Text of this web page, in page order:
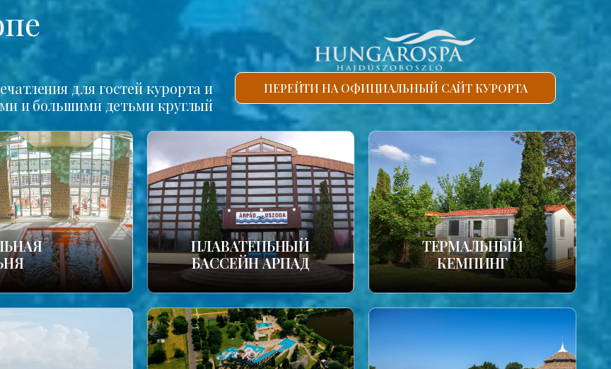
для гостей курорта и
и большими детьми круглый
ПЕРЕЙТИ НА ОФИЦИАЛЬНЫЙ САЙТ КУРОРТА
ПЛАВАТЕПЬНЫЙ
БАССЕЙН АРПАД
ТЕРМАЛЬНЫЙ
КЕМПИНГ